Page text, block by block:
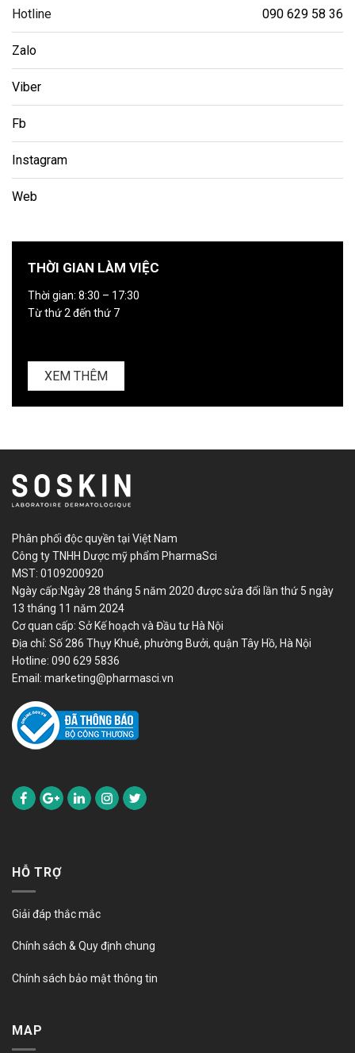
Hotline 090 629 58 36
Zalo
Viber
Fb
Instagram
Web
THỜI GIAN LÀM VIỆC
Thời gian: 8:30 – 17:30
Từ thứ 2 đến thứ 7
XEM THÊM
Phân phối độc quyền tại Việt Nam
Công ty TNHH Dược mỹ phẩm PharmaSci
MST: 0109200920
Ngày cấp:Ngày 28 tháng 5 năm 2020 được sửa đổi lần thứ 5 ngày
13 tháng 11 năm 2024
Cơ quan cấp: Sở Kế hoạch và Đầu tư Hà Nội
Địa chỉ: Số 286 Thụy Khuê, phường Bưởi, quận Tây Hồ, Hà Nội
Hotline: 090 629 5836
Email: marketing@pharmasci.vn
HỖ TRỢ
Giải đáp thắc mắc
Chính sách & Quy định chung
Chính sách bảo mật thông tin
MAP